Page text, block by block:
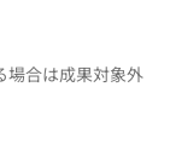
場合は成果対象外